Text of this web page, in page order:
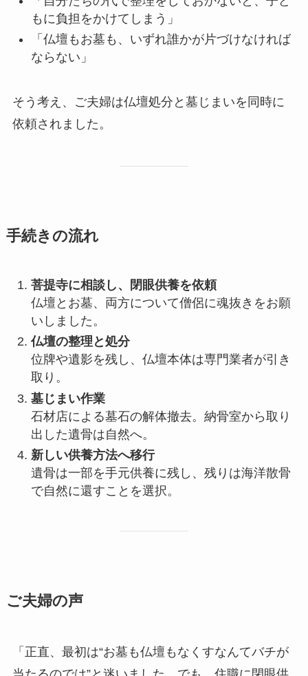
もに負担をかけてしまう」
「仏壇もお墓も、いずれ誰かが片づけなければ
ならない」
そう考え、ご夫婦は仏壇処分と墓じまいを同時に
依頼されました。
手続きの​流れ
菩提寺に相談し、閉眼供養を依頼
仏壇とお墓、両方について僧侶に魂抜きをお願
いしました。
仏壇の整理と処分
位牌や遺影を残し、仏壇本体は専門業者が引き
取り。
墓じまい作業
石材店による墓石の解体撤去。納骨室から取り
出した遺骨は自然へ。
新しい供養方法へ移行
遺骨は一部を手元供養に残し、残りは海洋散骨
で自然に還すことを選択。
ご夫婦の​声
「正直、最初は“お墓も仏壇もなくすなんてバチが